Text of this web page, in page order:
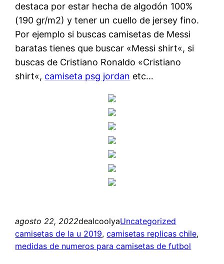
destaca por estar hecha de algodón 100%
(190 gr/m2) y tener un cuello de jersey fino.
Por ejemplo si buscas camisetas de Messi
baratas tienes que buscar «Messi shirt«, si
buscas de Cristiano Ronaldo «Cristiano
shirt«, camiseta psg jordan etc…
agosto 22, 2022dealcoolyaUncategorized
camisetas de la u 2019, camisetas replicas chile
medidas de numeros para camisetas de futbol